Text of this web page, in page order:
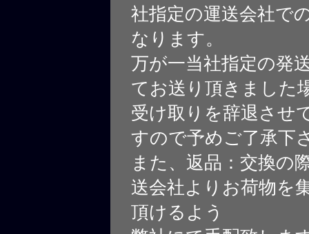
社指定の運送会社で
なります。
万が一当社指定の発
てお送り頂きました
受け取りを辞退させ
すので予めご了承下
また、返品：交換の
送会社よりお荷物を
頂けるよう